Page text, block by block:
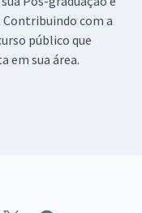
com a
público que
em sua área.